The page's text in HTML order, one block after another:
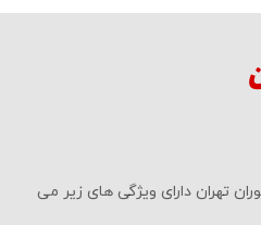
تهران دارای ویژگی های زیر می